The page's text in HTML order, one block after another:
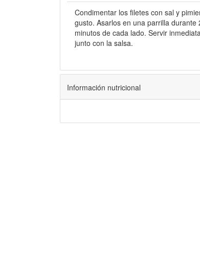
Condimentar los filetes con sal y
gusto. Asarlos en una parrilla durante
minutos de cada lado. Servir
junto con la salsa.
Información nutricional